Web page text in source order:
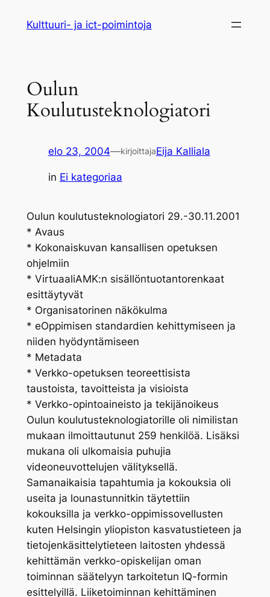
sisältöön
Kulttuuri- ja ict-poimintoja
Oulun
Koulutusteknologiatori
elo 23, 2004—kirjoittajaEija Kalliala
in Ei kategoriaa
Oulun koulutusteknologiatori 29.-30.11.2001
* Avaus
* Kokonaiskuvan kansallisen opetuksen
ohjelmiin
* VirtuaaliAMK:n sisällöntuotantorenkaat
esittäytyvät
* Organisatorinen näkökulma
* eOppimisen standardien kehittymiseen ja
niiden hyödyntämiseen
* Metadata
* Verkko-opetuksen teoreettisista
taustoista, tavoitteista ja visioista
* Verkko-opintoaineisto ja tekijänoikeus
Oulun koulutusteknologiatorille oli nimilistan
mukaan ilmoittautunut 259 henkilöä. Lisäksi
mukana oli ulkomaisia puhujia
videoneuvottelujen välityksellä.
Samanaikaisia tapahtumia ja kokouksia oli
useita ja lounastunnitkin täytettiin
kokouksilla ja verkko-oppimissovellusten
kuten Helsingin yliopiston kasvatustieteen ja
tietojenkäsittelytieteen laitosten yhdessä
kehittämän verkko-opiskelijan oman
toiminnan säätelyyn tarkoitetun IQ-formin
esittelyillä. Liiketoiminnan kehittäminen